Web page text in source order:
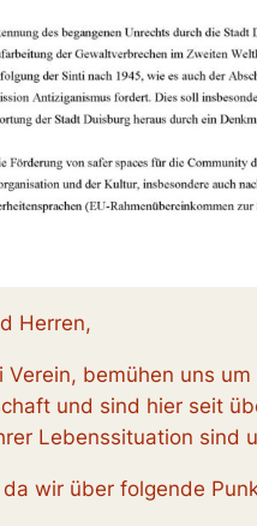
Herren,
Verein, bemühen uns
und sind hier seit
Lebenssituation sind
wir über folgende